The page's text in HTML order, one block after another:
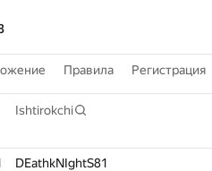
Правила Регистрация
Ishtirokchi
DEathkNIghtS81